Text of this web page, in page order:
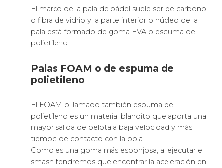
El marco de la pala de pádel suele ser de carbono
o fibra de vidrio y la parte interior o núcleo de la
pala está formado de goma EVA o espuma de
polietileno.
Palas FOAM o de espuma de
polietileno
El FOAM o llamado también espuma de
polietileno es un material blandito que aporta una
mayor salida de pelota a baja velocidad y más
tiempo de contacto con la bola.
Como es una goma más esponjosa, al ejecutar el
smash tendremos que encontrar la aceleración en